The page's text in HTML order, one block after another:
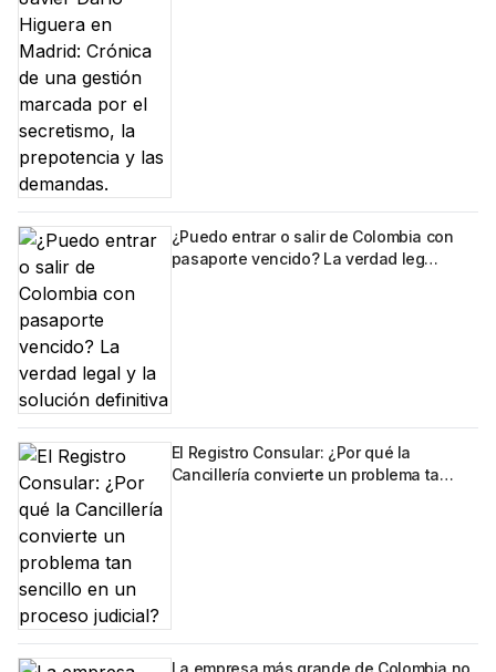
¿Puedo entrar o salir de Colombia con
pasaporte vencido? La verdad leg…
El Registro Consular: ¿Por qué la
Cancillería convierte un problema ta…
La empresa más grande de Colombia no